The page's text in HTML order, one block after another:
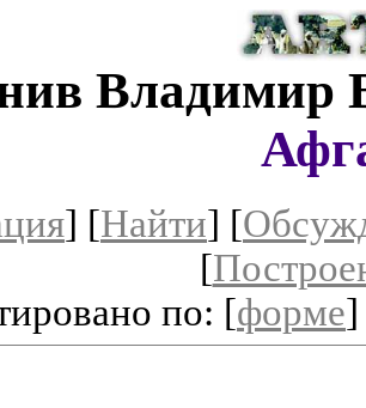
Владимир
] [Найти] [
[
по: [форме